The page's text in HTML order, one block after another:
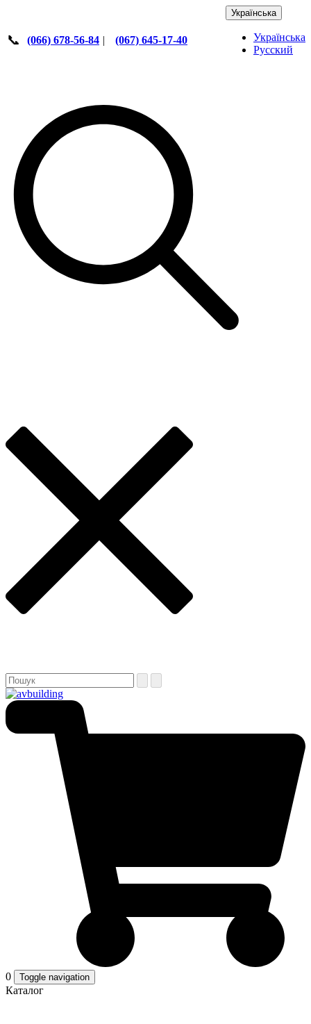
📞 (066) 678-56-84 | (067) 645-17-40
Українська
Українська
Русский
0 Toggle navigation
Каталог